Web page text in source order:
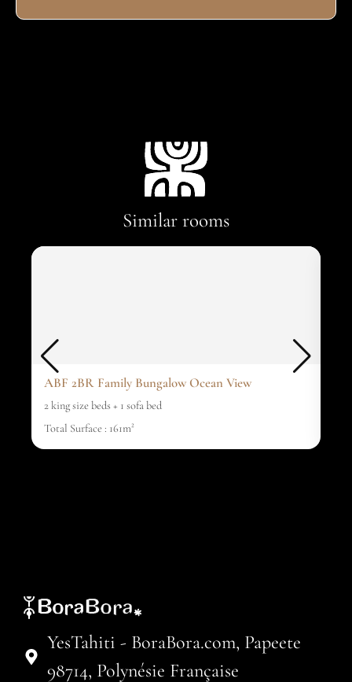
Similar rooms
ABF 2BR Family Bungalow Ocean View
2 king size beds + 1 sofa bed
Total Surface : 161m²
YesTahiti - BoraBora.com, Papeete
98714, Polynésie Française